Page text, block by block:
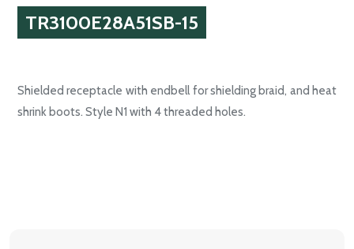
TR3100E28A51SB-15
Shielded receptacle with endbell for shielding braid, and heat
shrink boots. Style N1 with 4 threaded holes.